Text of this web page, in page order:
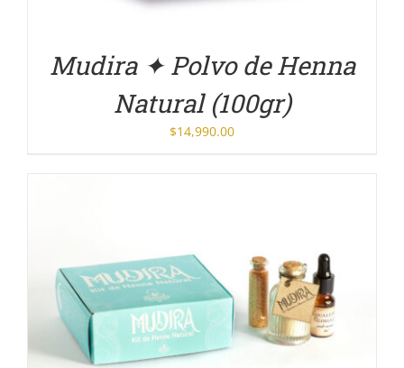
Mudira ✦ Polvo de Henna
Natural (100gr)
$14,990.00
DETALLES